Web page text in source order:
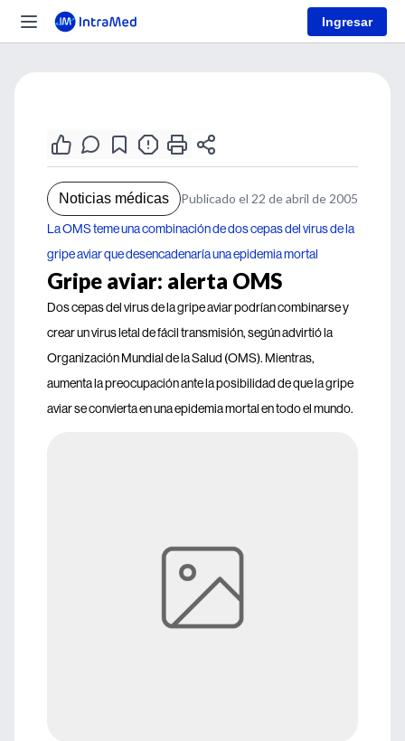
Ingresar
Noticias médicas Publicado el 22 de abril de 2005
La OMS teme una combinación de dos cepas del virus de la
gripe aviar que desencadenaría una epidemia mortal
Gripe aviar: alerta OMS
Dos cepas del virus de la gripe aviar podrían combinarse y
crear un virus letal de fácil transmisión, según advirtió la
Organización Mundial de la Salud (OMS). Mientras,
aumenta la preocupación ante la posibilidad de que la gripe
aviar se convierta en una epidemia mortal en todo el mundo.